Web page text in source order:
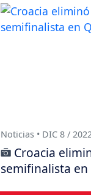
Noticias • DIC 8 /
Croacia
semifinalista en